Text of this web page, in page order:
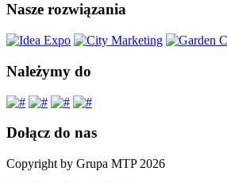
Nasze rozwiązania
Należymy do
Dołącz do nas
Copyright by Grupa MTP 2026